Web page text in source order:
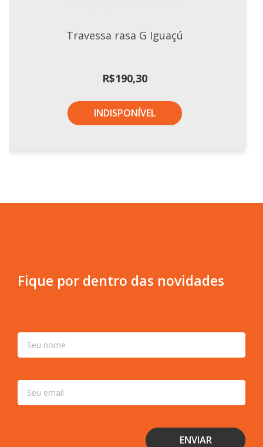
Travessa rasa G Iguaçú
R$190,30
INDISPONÍVEL
Fique por dentro das novidades